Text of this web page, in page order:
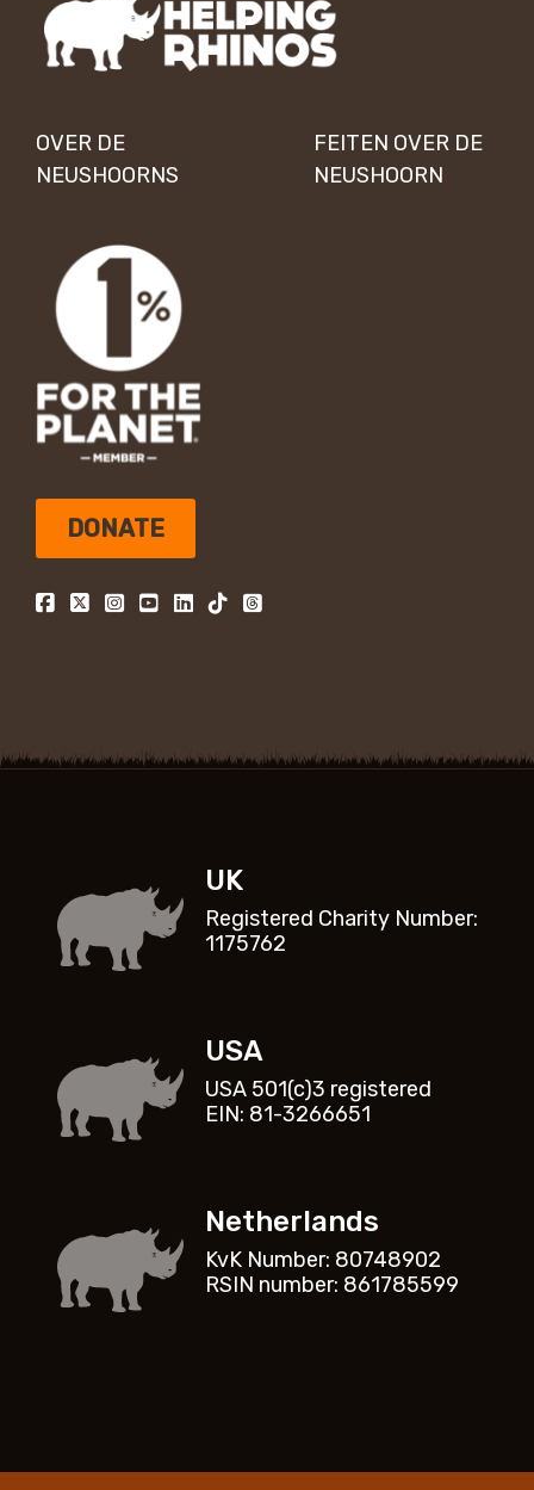
OVER DE
NEUSHOORNS
FEITEN OVER DE
NEUSHOORN
DONATE
UK
Registered Charity Number:
1175762
USA
USA 501(c)3 registered
EIN: 81-3266651
Netherlands
KvK Number: 80748902
RSIN number: 861785599